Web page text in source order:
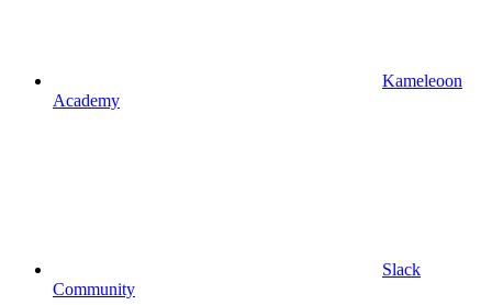
Kameleoon
Academy
Slack
Community